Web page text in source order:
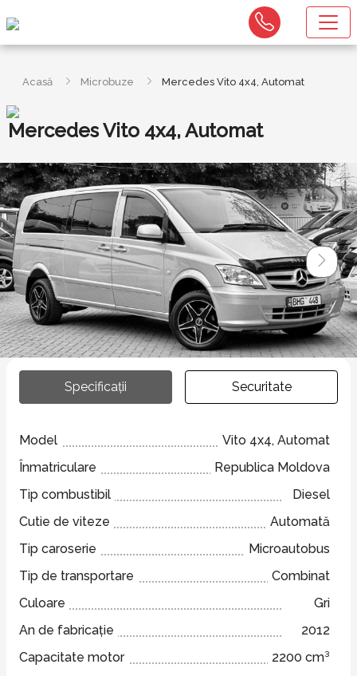
Acasă Microbuze Mercedes Vito 4x4, Automat
Mercedes Vito 4x4, Automat
Specificații Securitate
Model
Vito 4x4, Automat
Înmatriculare
Republica Moldova
Tip combustibil
Diesel
Cutie de viteze
Automată
Tip caroserie
Microautobus
Tip de transportare
Combinat
Culoare
Gri
An de fabricație
2012
Capacitate motor
2200 cm³